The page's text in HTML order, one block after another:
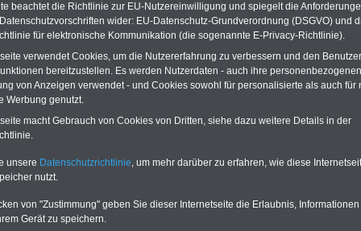
auch für Ruhestandsbeamte (zu geringe Alimentation)
hat die Berliner Landesbesoldung für verfassungs-
(Berlin muss bisMärz 2027 eine Neuregelung der Besoldung
Auch beim Bund (Beamte & Ruhestandsbeamte) gibt es teilweise
(Medienberichten zufolge liegt diese für alle (!) Beamte
mind.3.000 und 13.000 Euro, Der INFO-SERVICE gibt hierzu eine
heraus, die unmittelbar nach dem Beschluss des Gesetzentwurfs der
vorgelegt wird (im II. Quartal.2026 >>>
.
Zehn OnlineBücher & eBooks für den Öffentlichen Dienst oder
zum Komplettpreis von 15 Euro im Jahr -
beachtet die Richtlinie zur EU-Nutzereinwilligung und spiegelt die
wider: EU-Datenschutz-Grundverordnung (DSGVO) und
für elektronische Kommunikation (die sogenannte E-Privacy-Richtlinie).
verwendet Cookies, um die Nutzererfahrung zu verbessern und den
bereitzustellen. Es werden Nutzerdaten - auch ihre
von Anzeigen verwendet - und Cookies sowohl für personalisierte als auch für
Werbung genutzt.
macht Gebrauch von Cookies von Dritten, siehe dazu weitere Details in der
unsere Datenschutzrichtlinie, um mehr darüber zu erfahren, wie diese
nutzt.
von "Zustimmung" geben Sie dieser Internetseite die Erlaubnis,
Gerät zu speichern.